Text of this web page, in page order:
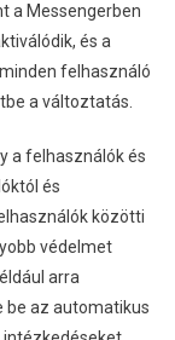
a Messengerben
és a
felhasználó
a változtatás.
a felhasználók és
és
közötti
védelmet
arra
be az automatikus